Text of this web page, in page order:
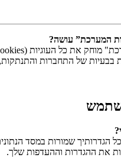
המערכת” עושה?
בבעיות של התחברות והתנתקות,
שמורות במסד
את ההגדרות וההעדפות שלך.